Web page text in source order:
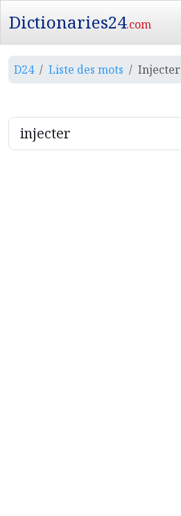
Dictionaries24.com
D24 Liste des mots Injecter